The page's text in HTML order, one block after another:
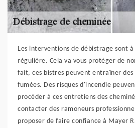
Les interventions de débistrage sont
régulière. Cela va vous protéger de
fait, ces bistres peuvent entraîner des
fumées. Des risques d'incendie
procéder à ces entretiens des
contacter des ramoneurs
proposer de faire confiance à Mayer